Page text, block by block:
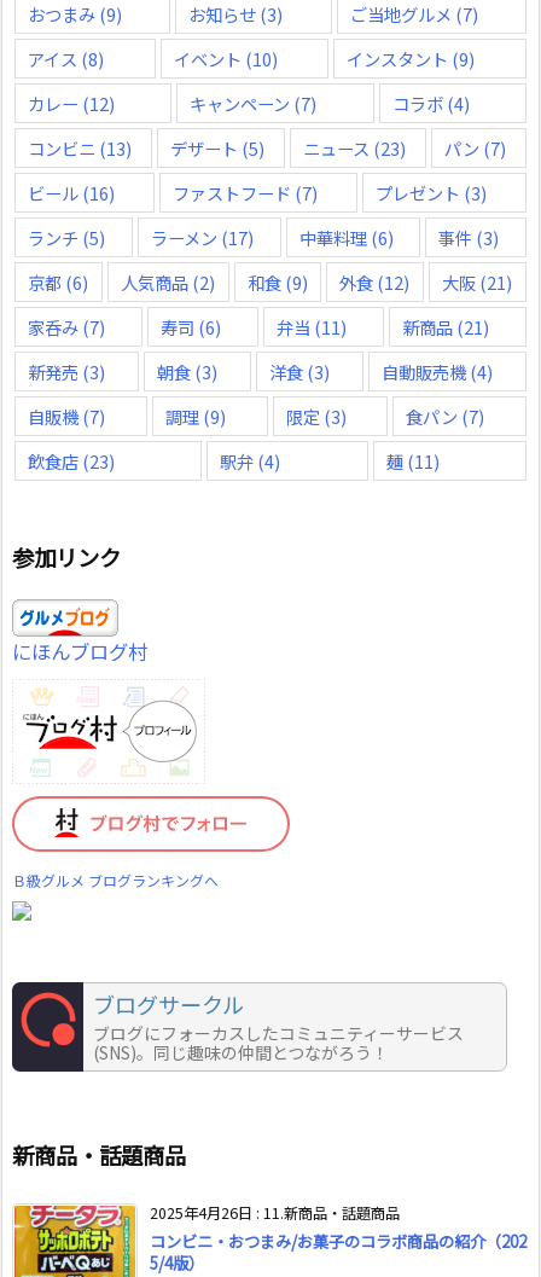
おつまみ(9) お知らせ(3) ご当地グルメ (7)
アイス (8) イベント (10) インスタント (9)
カレー (12) キャンペーン (7) コラボ(4)
コンビニ (13) デザート (5) ニュース (23) パン (7)
ビール(16) ファストフード (7) プレゼント (3)
ランチ (5) ラーメン (17) 中華料理(6) 事件 (3)
京都 (6) 人気商品(2) 和食(9) 外食(12) 大阪(21)
家呑み(7) 寿司 (6) 弁当 (11) 新商品(21)
新発売 (3) 朝食(3) 洋食(3) 自動販売機(4)
自販機(7) 調理(9) 限定 (3) 食パン (7)
飲食店(23) 駅弁(4) 麺(11)
参加リンク
にほんブログ村
Ｂ級グルメ ブログランキングへ
ブログサークル
ブログにフォーカスしたコミュニティーサービス
(SNS)。同じ趣味の仲間とつながろう！
新商品・話題商品
2025年4月26日 : 11.新商品・話題商品
コンビニ・おつまみ/お菓子のコラボ商品の紹介（202
5/4版）